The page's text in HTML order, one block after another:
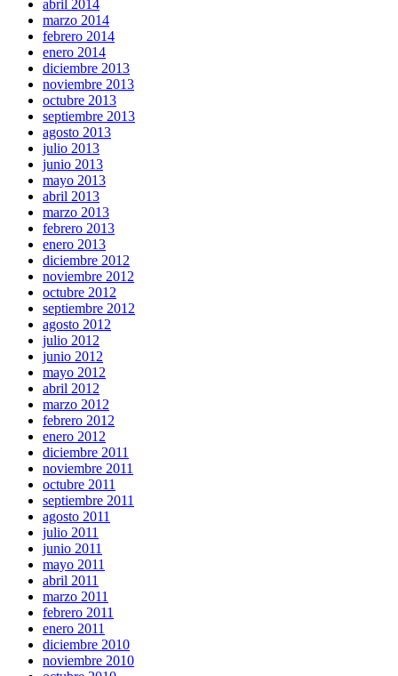
abril 2014
marzo 2014
febrero 2014
enero 2014
diciembre 2013
noviembre 2013
octubre 2013
septiembre 2013
agosto 2013
julio 2013
junio 2013
mayo 2013
abril 2013
marzo 2013
febrero 2013
enero 2013
diciembre 2012
noviembre 2012
octubre 2012
septiembre 2012
agosto 2012
julio 2012
junio 2012
mayo 2012
abril 2012
marzo 2012
febrero 2012
enero 2012
diciembre 2011
noviembre 2011
octubre 2011
septiembre 2011
agosto 2011
julio 2011
junio 2011
mayo 2011
abril 2011
marzo 2011
febrero 2011
enero 2011
diciembre 2010
noviembre 2010